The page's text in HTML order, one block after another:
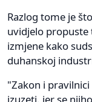
Razlog tome je
uvidjelo propuste
izmjene kako
duhanskoj
"Zakon i